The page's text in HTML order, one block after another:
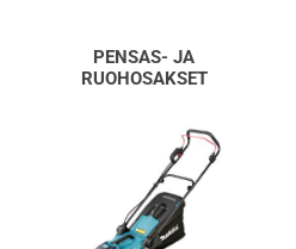
PENSAS- JA
RUOHOSAKSET